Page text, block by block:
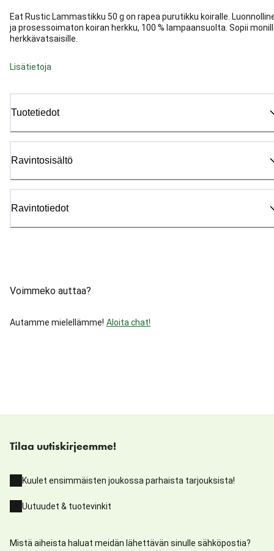
Eat Rustic Lammastikku 50 g on rapea purutikku koiralle.
ja prosessoimaton koiran herkku, 100 % lampaansuolta. Sopii
herkkävatsaisille.
Lisätietoja
Tuotetiedot
Ravintosisältö
Ravintotiedot
Voimmeko auttaa?
Autamme mielellämme! Aloita chat!
Tilaa uutiskirjeemme!
Kuulet ensimmäisten joukossa parhaista tarjouksista!
Uutuudet & tuotevinkit
Mistä aiheista haluat meidän lähettävän sinulle sähköpostia?